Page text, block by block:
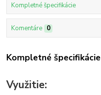
Kompletné špecifikácie
Komentáre 0
Kompletné špecifikácie
Využitie: